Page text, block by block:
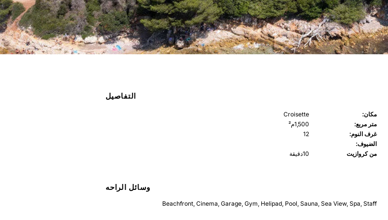
التفاصيل
مكان:
Croisette
متر مربع:
1,500م²
غرف النوم:
12
الضيوف:
من كروازيت
10دقيقة
وسائل الراحه
Beachfront, Cinema, Garage, Gym, Helipad, Pool, Sauna, Sea View, Spa, Staff